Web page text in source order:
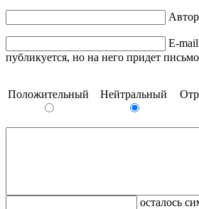
E-
публикуется, но на него придет
Положительный Нейтральный
осталось